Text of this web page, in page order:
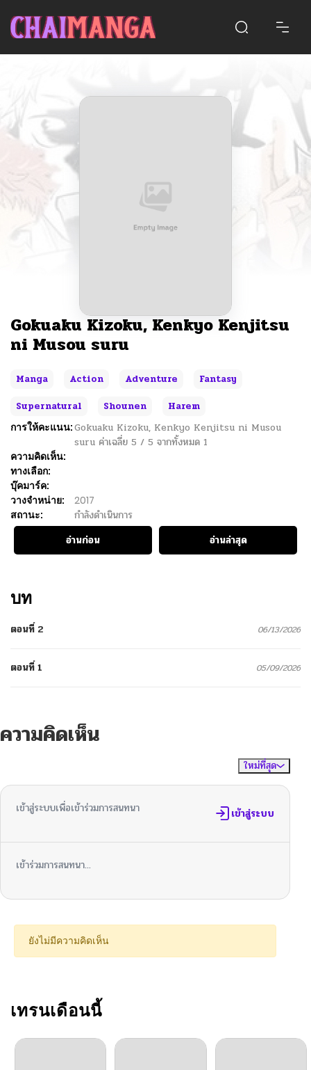
Gokuaku Kizoku, Kenkyo Kenjitsu
ni Musou suru
Manga Action Adventure
Fantasy
Supernatural
Shounen
Harem
การให้คะแนน:Gokuaku Kizoku, Kenkyo Kenjitsu ni Musou
suru ค่าเฉลี่ย 5 / 5 จากทั้งหมด 1
ความคิดเห็น:
ทางเลือก:
บุ๊คมาร์ค:
วางจำหน่าย:
2017
สถานะ:
กำลังดำเนินการ
อ่านก่อน
อ่านล่าสุด
บท
ตอนที่ 2 06/13/2026
ตอนที่ 1 05/09/2026
ความคิดเห็น
ใหม่ที่สุด
เข้าสู่ระบบเพื่อเข้าร่วมการสนทนา เข้าสู่ระบบ
เข้าร่วมการสนทนา...
ยังไม่มีความคิดเห็น
เทรนเดือนนี้